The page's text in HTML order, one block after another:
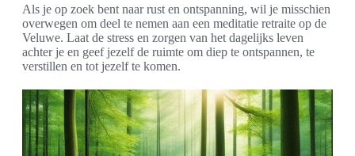
Als je op zoek bent naar rust en ontspanning, wil je misschien
overwegen om deel te nemen aan een meditatie retraite op de
Veluwe. Laat de stress en zorgen van het dagelijks leven
achter je en geef jezelf de ruimte om diep te ontspannen, te
verstillen en tot jezelf te komen.